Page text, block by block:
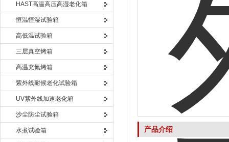
HAST高温高压高湿老化箱
恒温恒湿试验箱
高低温试验箱
三层真空烤箱
高温充氮烤箱
紫外线耐候老化试验箱
UV紫外线加速老化箱
沙尘防尘试验箱
水煮试验箱 产品介绍